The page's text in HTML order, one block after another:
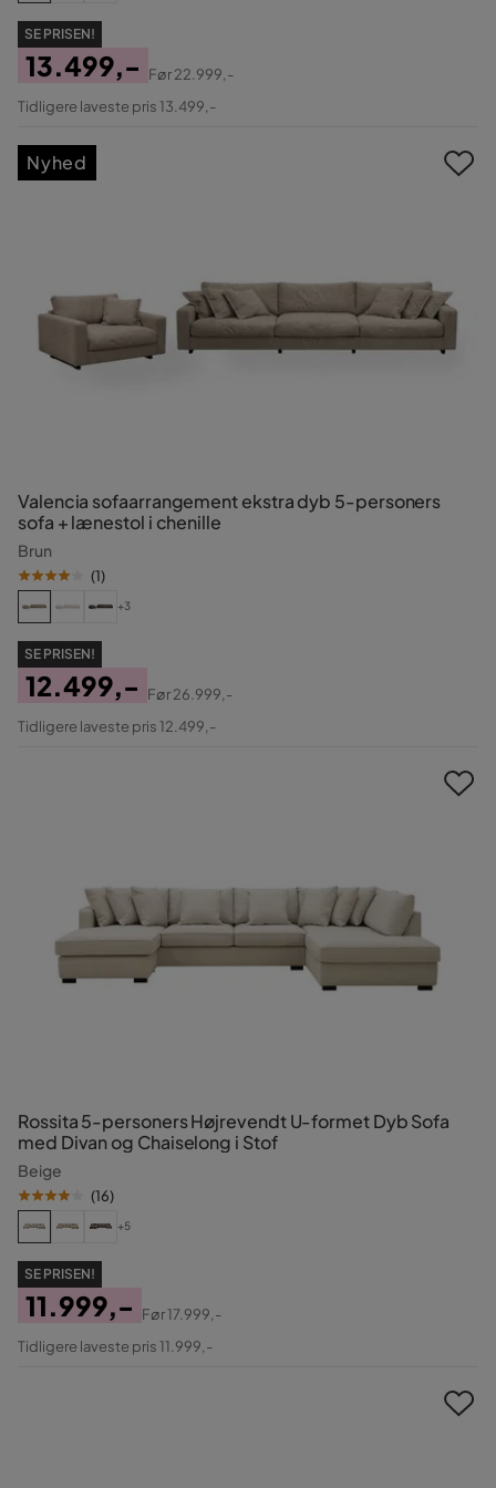
SE PRISEN!
Pris
13.499,-
Original
Før22.999,-
Tidligere laveste pris 13.499,-
Valencia sofaarrangement ekstra dyb 5-personers
sofa + lænestol i chenille
Brun
(1)
+3
SE PRISEN!
Pris
12.499,-
Original
Før26.999,-
Tidligere laveste pris 12.499,-
Nyhed
Rossita 5-personers Højrevendt U-formet Dyb Sofa
med Divan og Chaiselong i Stof
Beige
(16)
+5
SE PRISEN!
Pris
11.999,-
Original
Før17.999,-
Tidligere laveste pris 11.999,-